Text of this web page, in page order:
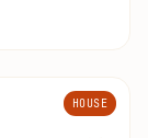
HOUSE